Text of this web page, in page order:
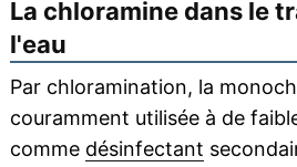
La chloramine dans le
l'eau
Par chloramination, la
couramment utilisée à de
comme désinfectant